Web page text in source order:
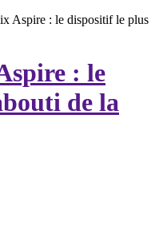
Aspire : le dispositif le plus
: le
de la